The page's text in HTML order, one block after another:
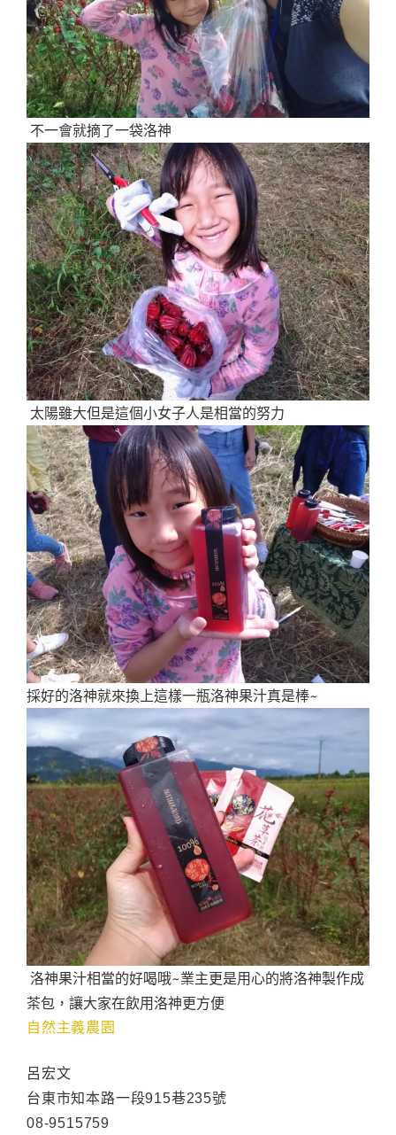
不一會就摘了一袋洛神
太陽雖大但是這個小女子人是相當的努力
採好的洛神就來換上這樣一瓶洛神果汁真是棒~
洛神果汁相當的好喝哦~業主更是用心的將洛神製作成
茶包，讓大家在飲用洛神更方便
自然主義農園
呂宏文
台東市知本路一段915巷235號
08-9515759